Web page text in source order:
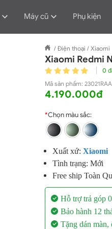
Máy cũ Phụ kiện
/ Điện thoại / Xiaomi
Xiaomi Redmi
0
Mã sản phẩm:
4.190.000đ
*Chọn màu sắc:
Xuất xứ: Xiaomi
Tình trạng: Mới
Free ship Toàn
Hỗ trợ trả góp
Bảo hành 12
Tặng dán màn,